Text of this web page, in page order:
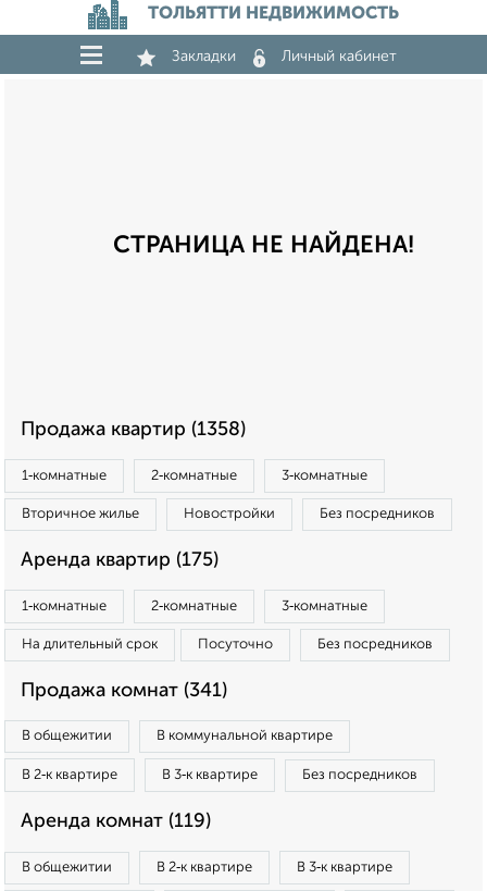
ТОЛЬЯТТИ НЕДВИЖИМОСТЬ
Закладки Личный кабинет
СТРАНИЦА НЕ НАЙДЕНА!
Продажа квартир (1358)
1‑комнатные 2‑комнатные 3‑комнатные
Вторичное жилье Новостройки Без посредников
Аренда квартир (175)
1‑комнатные 2‑комнатные 3‑комнатные
На длительный срок Посуточно Без посредников
Продажа комнат (341)
В общежитии В коммунальной квартире
В 2‑к квартире В 3‑к квартире Без посредников
Аренда комнат (119)
В общежитии В 2‑к квартире В 3‑к квартире